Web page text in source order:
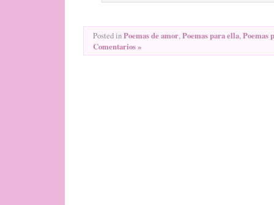
Posted inPoemas de amor,Poemas para ella,Poemas
Comentarios »